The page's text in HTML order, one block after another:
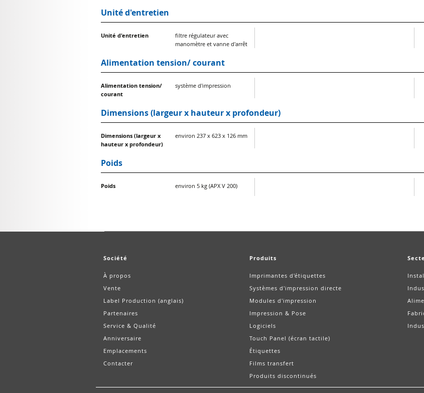
Unité d'entretien
Unité d'entretien
filtre régulateur avec
manomètre et vanne d'arrêt
Alimentation tension/ courant
Alimentation tension/
courant
système d'impression
Dimensions (largeur x hauteur x profondeur)
Dimensions (largeur x
hauteur x profondeur)
environ 237 x 623 x 126 mm
Poids
Poids environ 5 kg (APX V 200)
Société
À propos
Vente
Label Production (anglais)
Partenaires
Service & Qualité
Anniversaire
Emplacements
Contacter
Produits
Imprimantes d'étiquettes
Systèmes d'impression directe
Modules d'impression
Impression & Pose
Logiciels
Touch Panel (écran tactile)
Étiquettes
Films transfert
Produits discontinués